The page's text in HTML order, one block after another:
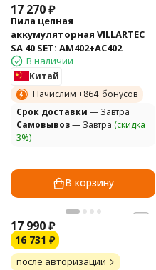
17 270₽
Пила цепная
аккумуляторная VILLARTEC
SA 40 SET: AM402+AC402
В наличии
Китай
Начислим +864 бонусов
Cрок доставки — Завтра
Самовывоз— Завтра (скидка
3%)
В корзину
17 990₽
16 731 ₽
после авторизации